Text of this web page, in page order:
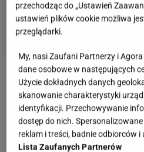
Pytamy o 15 osób,
Wiesz, z czego
Ekstremalny quiz
Podołają tylko
przechodząc do „Ustawień
ustawień plików cookie możliwa
przeglądarki.
My, nasi Zaufani Partnerzy i
dane osobowe w następujących
Użycie dokładnych danych
skanowanie charakterystyki
identyfikacji. Przechowywanie
dostęp do nich.
reklam i treści, badnie odbiorców i
Lista Zaufanych Partnerów